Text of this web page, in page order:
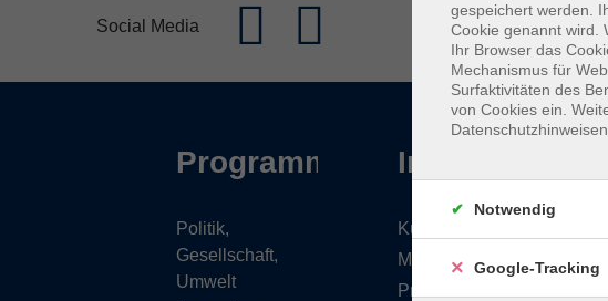
Social Media
Programm
Politik,
Gesellschaft,
Umwelt
Inhalte
Kursübersicht
Musikschule
Projekte
gespeichert werden.
Cookie genannt wird.
Ihr Browser das
Mechanismus für
Surfaktivitäten des
von Cookies ein.
Datenschutzhinweisen.
Notwendig
Google-Tracking